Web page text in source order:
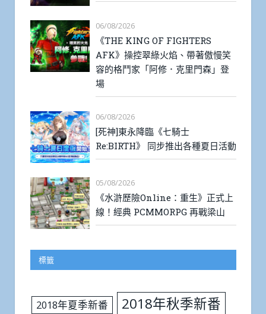
06/08/2026
《THE KING OF FIGHTERS
AFK》操控翠綠火焰、帶著傲慢笑
容的格鬥家「阿修．克里門森」登
場
06/08/2026
[死神]東永降臨《七騎士
Re:BIRTH》 同步推出各種夏日活動
05/08/2026
《水滸歷險Online：重生》正式上
線！經典 PCMMORPG 再戰梁山
標籤
2018年夏季新番 2018年秋季新番